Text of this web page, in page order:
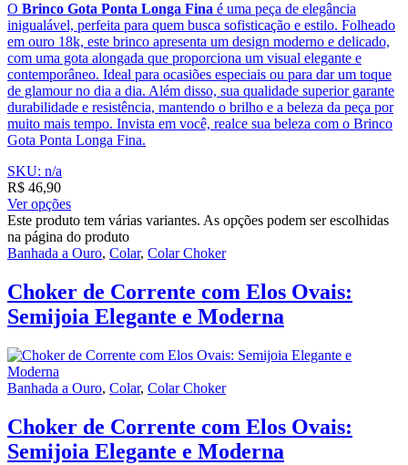
O Brinco Gota Ponta Longa Fina é uma peça de elegância
inigualável, perfeita para quem busca sofisticação e estilo. Folheado
em ouro 18k, este brinco apresenta um design moderno e delicado,
com uma gota alongada que proporciona um visual elegante e
contemporâneo. Ideal para ocasiões especiais ou para dar um toque
de glamour no dia a dia. Além disso, sua qualidade superior garante
durabilidade e resistência, mantendo o brilho e a beleza da peça por
muito mais tempo. Invista em você, realce sua beleza com o Brinco
Gota Ponta Longa Fina.
SKU: n/a
R$ 46,90
Ver opções
Este produto tem várias variantes. As opções podem ser escolhidas
na página do produto
Banhada a Ouro, Colar, Colar Choker
Choker de Corrente com Elos Ovais:
Semijoia Elegante e Moderna
Banhada a Ouro, Colar, Colar Choker
Choker de Corrente com Elos Ovais:
Semijoia Elegante e Moderna